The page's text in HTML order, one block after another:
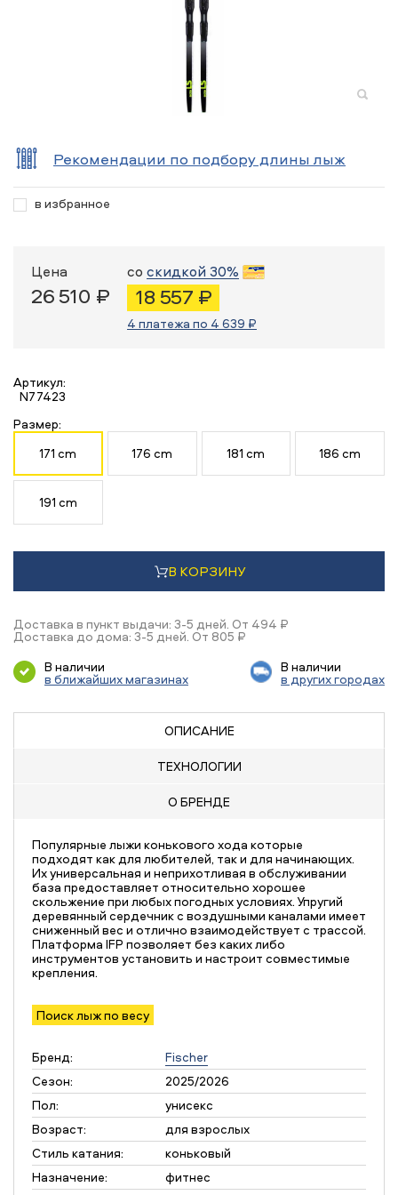
Рекомендации по подбору длины лыж
в избранное
Цена
26 510 ₽
со скидкой 30%
18 557 ₽
4 платежа по 4 639 ₽
Артикул:
N77423
Размер:
171 cm
176 cm 181 cm 186 cm
191 cm
В КОРЗИНУ
Доставка в пункт выдачи: 3-5 дней. От 494 ₽
Доставка до дома: 3-5 дней. От 805 ₽
В наличии
в ближайших магазинах
В наличии
в других городах
ОПИСАНИЕ
ТЕХНОЛОГИИ
О БРЕНДЕ
Популярные лыжи конькового хода которые
подходят как для любителей, так и для начинающих.
Их универсальная и неприхотливая в обслуживании
база предоставляет относительно хорошее
скольжение при любых погодных условиях. Упругий
деревянный сердечник с воздушными каналами имеет
сниженный вес и отлично взаимодействует с трассой.
Платформа IFP позволяет без каких либо
инструментов установить и настроит совместимые
крепления.
Поиск лыж по весу
Бренд:
Fischer
Сезон:
2025/2026
Пол:
унисекс
Возраст:
для взрослых
Стиль катания:
коньковый
Назначение:
фитнес